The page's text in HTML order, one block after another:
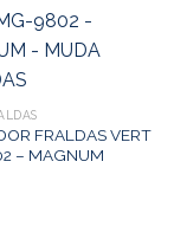
FRALDAS VERT
– MAGNUM